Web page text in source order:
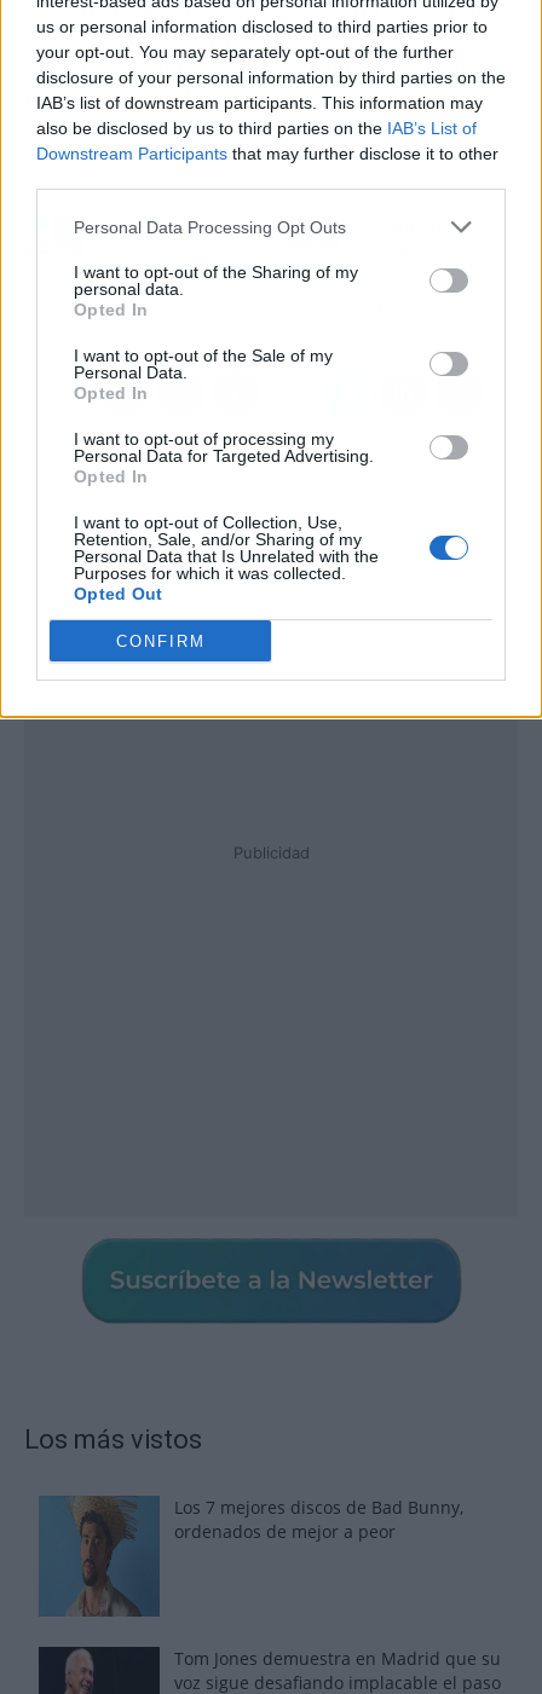
us or personal information disclosed to third parties prior to
your opt-out. You may separately opt-out of the further
disclosure of your personal information by third parties on the
IAB’s list of downstream participants. This information may
also be disclosed by us to third parties on the IAB’s List of
Downstream Participants that may further disclose it to other
Personal Data Processing Opt Outs
I want to opt-out of the Sharing of my
personal data.
Opted In
I want to opt-out of the Sale of my
Personal Data.
Opted In
I want to opt-out of processing my
Personal Data for Targeted Advertising.
Opted In
I want to opt-out of Collection, Use,
Retention, Sale, and/or Sharing of my
Personal Data that Is Unrelated with the
Purposes for which it was collected.
Opted Out
CONFIRM
teléfono local, dispositivos de control de clima,
secador e incluso wifi gratis. Además, todos los
huéspedes cuentan con descuentos exclusivos
para las cartas de platos, cócteles y vinos que
ofrece el restaurante mediterráneo.
Zeuthen & Company,
precios del mercado en
la Costa del Sol
Todo el merchandising
éxito en una feria, en
Publicidad
Los más vistos
Los 7 mejores discos de Bad Bunny,
ordenados de mejor a peor
Tom Jones demuestra en Madrid que su
voz sigue desafiando implacable el paso